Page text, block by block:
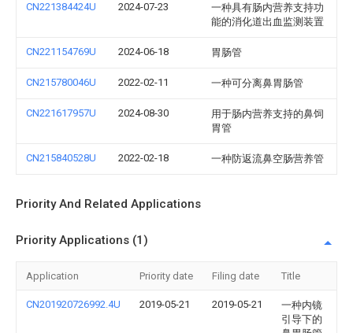
CN221384424U 2024-07-23
一种具有肠内营养支持功
能的消化道出血监测装置
CN221154769U 2024-06-18 胃肠管
CN215780046U 2022-02-11 一种可分离鼻胃肠管
CN221617957U 2024-08-30
用于肠内营养支持的鼻饲
胃管
CN215840528U 2022-02-18 一种防返流鼻空肠营养管
Priority And Related Applications
Priority Applications (1)
Application Priority date Filing date Title
CN201920726992.4U 2019-05-21 2019-05-21
一种内镜
引导下的